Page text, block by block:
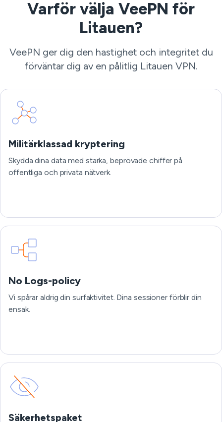
Varför välja VeePN för
Litauen?
VeePN ger dig den hastighet och integritet du
förväntar dig av en pålitlig Litauen VPN.
Militärklassad kryptering
Skydda dina data med starka, beprövade chiffer på
offentliga och privata nätverk.
No Logs-policy
Vi spårar aldrig din surfaktivitet. Dina sessioner förblir din
ensak.
Säkerhetspaket